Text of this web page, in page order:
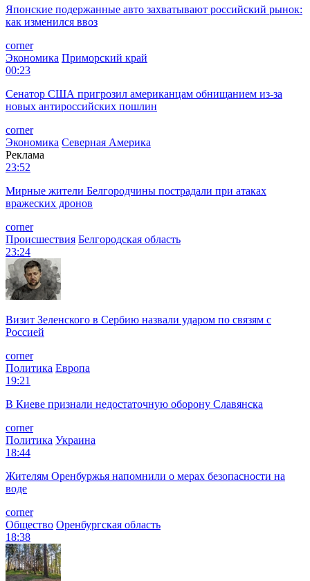
Японские подержанные авто захватывают российский рынок:
как изменился ввоз
corner
Экономика Приморский край
00:23
Сенатор США пригрозил американцам обнищанием из-за
новых антироссийских пошлин
corner
Экономика Северная Америка
Реклама
23:52
Мирные жители Белгородчины пострадали при атаках
вражеских дронов
corner
Происшествия Белгородская область
23:24
Визит Зеленского в Сербию назвали ударом по связям с
Россией
corner
Политика Европа
19:21
В Киеве признали недостаточную оборону Славянска
corner
Политика Украина
18:44
Жителям Оренбуржья напомнили о мерах безопасности на
воде
corner
Общество Оренбургская область
18:38